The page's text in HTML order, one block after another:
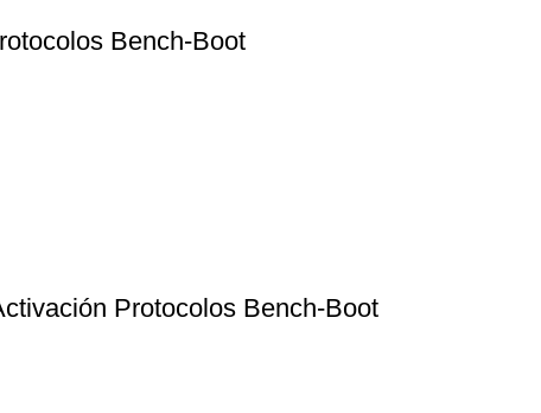
Bench-Boot
Protocolos Bench-Boot